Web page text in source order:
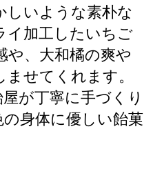
しいような素朴な
イ加工したいちご
や、大和橘の爽や
せてくれます。
が丁寧に手づくり
の身体に優しい飴菓